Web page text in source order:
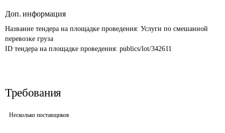
Доп. информация
Название тендера на площадке проведения: Услуги по смешанной
перевозке груза
ID тендера на площадке проведения: publics/lot/342611
Требования
Несколько поставщиков